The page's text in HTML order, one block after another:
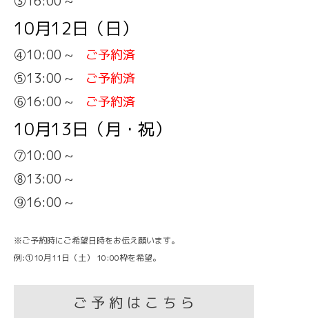
10月12日（日）
④10:00 ~ ご予約済
⑤13:00 ~ ご予約済
⑥16:00 ~ ご予約済
10月13日（月・祝）
⑦10:00 ~
⑧13:00 ~
⑨16:00 ~
※ご予約時にご希望日時をお伝え願います。
例:①10月11日（土） 10:00枠を希望。
ご 予 約 は こ ち ら